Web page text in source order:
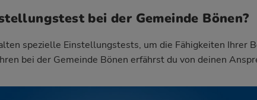
bei der Gemeinde Bönen?
spezielle Einstellungstests, um die Fähigkeiten Ihrer
bei der Gemeinde Bönen erfährst du von deinen